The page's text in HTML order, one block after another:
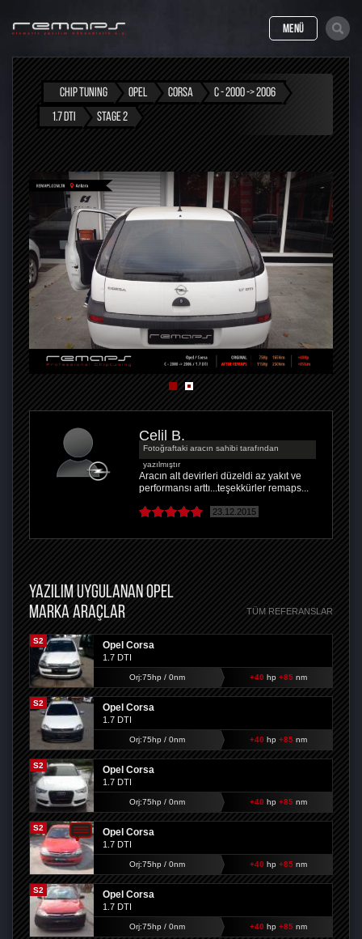
MENÜ
CHIP TUNING OPEL CORSA
C - 2000 -> 2006
1.7 DTI
STAGE 2
Celil B.
Fotoğraftaki aracın sahibi tarafından
yazılmıştır
Aracın alt devirleri düzeldi az yakıt ve
performansı arttı...teşekkürler remaps...
23.12.2015
YAZILIM UYGULANAN OPEL
MARKA ARAÇLAR
TÜM REFERANSLAR
S2 Opel Corsa
1.7 DTI
Orj:75hp / 0nm +40 hp +85nm
S2 Opel Corsa
1.7 DTI
Orj:75hp / 0nm +40 hp +85nm
S2 Opel Corsa
1.7 DTI
Orj:75hp / 0nm +40 hp +85nm
S2 Opel Corsa
1.7 DTI
Orj:75hp / 0nm +40 hp +85nm
S2 Opel Corsa
1.7 DTI
Orj:75hp / 0nm +40 hp +85nm